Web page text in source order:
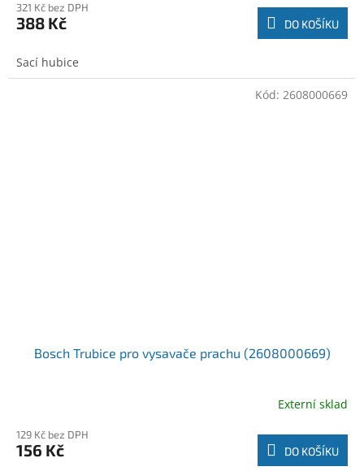
321 Kč bez DPH
388 Kč DO KOŠÍKU
Sací hubice
Bosch Trubice pro vysavače prachu (2608000669)
Externí sklad
129 Kč bez DPH
156 Kč DO KOŠÍKU
Kód: 2608000669